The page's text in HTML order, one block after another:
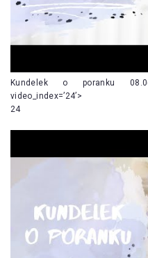
Kundelek o poranku
video_index=’24’>
24